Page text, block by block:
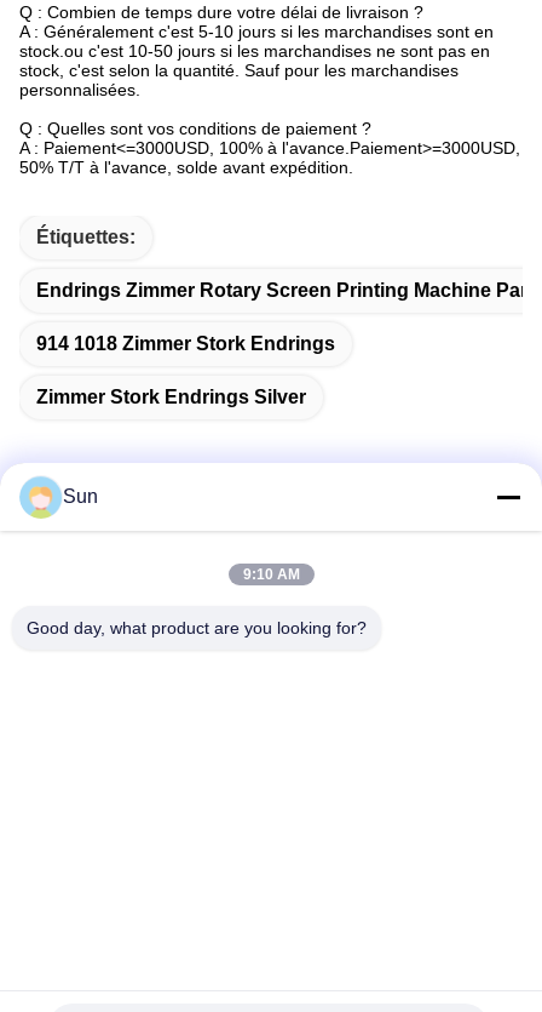
Q : Combien de temps dure votre délai de livraison ?
A : Généralement c'est 5-10 jours si les marchandises sont en
stock.ou c'est 10-50 jours si les marchandises ne sont pas en
stock, c'est selon la quantité. Sauf pour les marchandises
personnalisées.
Q : Quelles sont vos conditions de paiement ?
A : Paiement<=3000USD, 100% à l'avance.Paiement>=3000USD,
50% T/T à l'avance, solde avant expédition.
Étiquettes:
Endrings Zimmer Rotary Screen Printing Machine
914 1018 Zimmer Stork Endrings
Zimmer Stork Endrings Silver
ROUTE NO.55 XINSHENG, DISTRICT DE WUJIN, VILLE DE
Sun
9:10 AM
Good day, what product are you looking for?